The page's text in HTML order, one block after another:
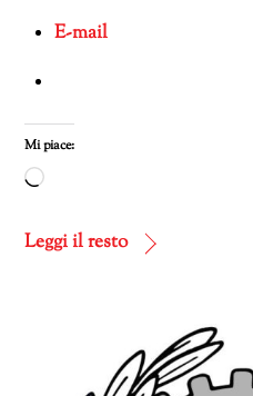
E-mail
Mi piace:
Caricamento
corso…
Leggi il resto